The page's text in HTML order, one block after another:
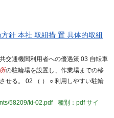
針 本社 取組措 置 具体的取組
交通機関利用者への優遇策 03 自転車
の駐輪場を設置し、作業場までの移
せる。 02 （ ） ○ 利用しやすい駐輪
58209/ki-02.pdf
種別：pdfサイ